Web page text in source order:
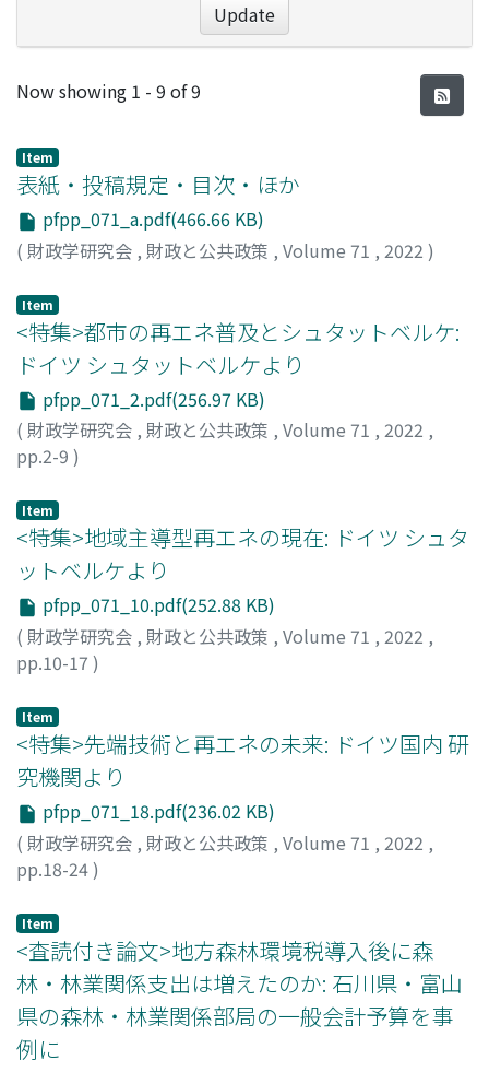
Update
Recent Submissions
Now showing 1 - 9 of 9
Item
表紙・投稿規定・目次・ほか
pfpp_071_a.pdf(466.66 KB)
( 財政学研究会 , 財政と公共政策 , Volume 71 , 2022 )
Item
<特集>都市の再エネ普及とシュタットベルケ:
ドイツ シュタットベルケより
pfpp_071_2.pdf(256.97 KB)
( 財政学研究会 , 財政と公共政策 , Volume 71 , 2022 ,
pp.2-9 )
Item
<特集>地域主導型再エネの現在: ドイツ シュタ
ットベルケより
pfpp_071_10.pdf(252.88 KB)
( 財政学研究会 , 財政と公共政策 , Volume 71 , 2022 ,
pp.10-17 )
Item
<特集>先端技術と再エネの未来: ドイツ国内 研
究機関より
pfpp_071_18.pdf(236.02 KB)
( 財政学研究会 , 財政と公共政策 , Volume 71 , 2022 ,
pp.18-24)
Item
<査読付き論文>地方森林環境税導入後に森
林・林業関係支出は増えたのか: 石川県・富山
県の森林・林業関係部局の一般会計予算を事
例に